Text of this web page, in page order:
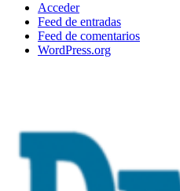
Acceder
Feed de entradas
Feed de comentarios
WordPress.org